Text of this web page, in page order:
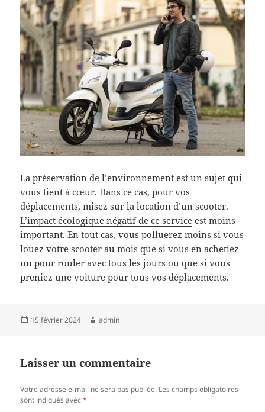
La préservation de l’environnement est un sujet qui
vous tient à cœur. Dans ce cas, pour vos
déplacements, misez sur la location d’un scooter.
L’impact écologique négatif de ce service est moins
important. En tout cas, vous polluerez moins si vous
louez votre scooter au mois que si vous en achetiez
un pour rouler avec tous les jours ou que si vous
preniez une voiture pour tous vos déplacements.
Publié
15 février 2024 Auteur
admin
Laisser un commentaire
Votre adresse e-mail ne sera pas publiée. Les champs obligatoires
sont indiqués avec*